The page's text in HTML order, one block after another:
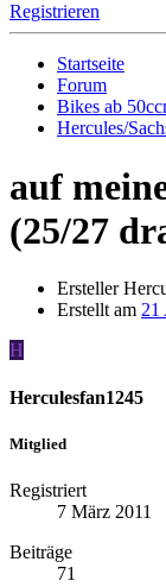
Registrieren
Startseite
Forum
Bikes ab
Hercules/
auf
(25/27
Ersteller
Erstellt am 21
H
Herculesfan1245
Mitglied
Registriert
7 März 2011
Beiträge
71